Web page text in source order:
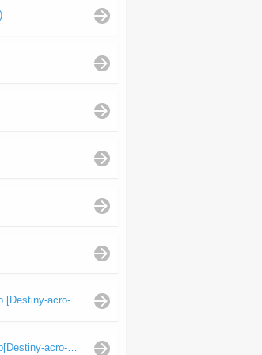
公式LINE stamp [Destiny-acro-如月龍代表]
公式LINE stamp[Destiny-acro-日向よし代表代行]